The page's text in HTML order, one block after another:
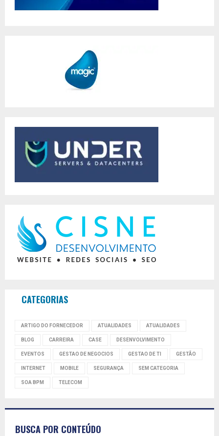
CATEGORIAS
ARTIGO DO FORNECEDOR ATUALIDADES ATUALIDADES
BLOG CARREIRA CASE DESENVOLVIMENTO
EVENTOS GESTAO DE NEGOCIOS GESTAO DE TI GESTÃO
INTERNET MOBILE SEGURANÇA SEM CATEGORIA
SOA BPM TELECOM
BUSCA POR CONTEÚDO